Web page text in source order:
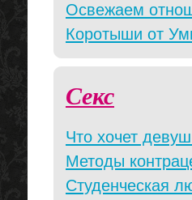
Освежаем
Коротыши от
Секс
Что хочет
Методы
Студенческая